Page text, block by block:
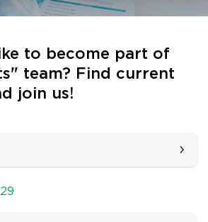
to become part of
team? Find current
join us!
29